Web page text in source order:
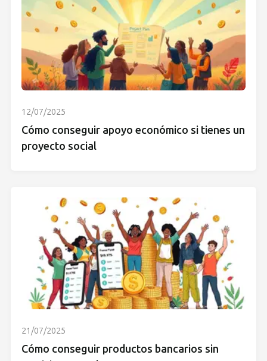
12/07/2025
Cómo conseguir apoyo económico si tienes un
proyecto social
21/07/2025
Cómo conseguir productos bancarios sin